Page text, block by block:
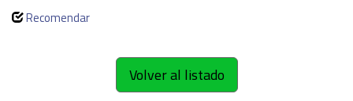
Recomendar
Volver al listado